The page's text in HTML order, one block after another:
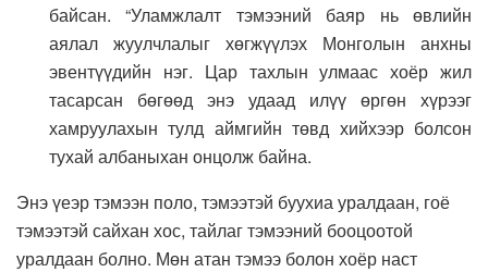
байсан. “Уламжлалт тэмээний баяр нь өвлийн
аялал жуулчлалыг хөгжүүлэх Монголын анхны
эвентүүдийн нэг. Цар тахлын улмаас хоёр жил
тасарсан бөгөөд энэ удаад илүү өргөн хүрээг
хамруулахын тулд аймгийн төвд хийхээр болсон
тухай албаныхан онцолж байна.
Энэ үеэр тэмээн поло, тэмээтэй буухиа уралдаан, гоё
тэмээтэй сайхан хос, тайлаг тэмээний бооцоотой
уралдаан болно. Мөн атан тэмээ болон хоёр наст